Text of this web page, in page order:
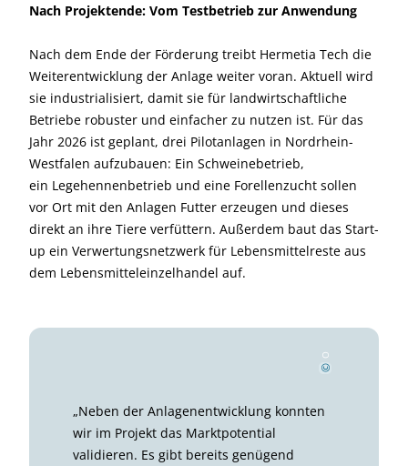
Nach Projektende: Vom Testbetrieb zur Anwendung
Nach dem Ende der Förderung treibt Hermetia Tech die
Weiterentwicklung der Anlage weiter voran. Aktuell wird
sie industrialisiert, damit sie für landwirtschaftliche
Betriebe robuster und einfacher zu nutzen ist. Für das
Jahr 2026 ist geplant, drei Pilotanlagen in Nordrhein-
Westfalen aufzubauen: Ein Schweinebetrieb,
ein Legehennenbetrieb und eine Forellenzucht sollen
vor Ort mit den Anlagen Futter erzeugen und dieses
direkt an ihre Tiere verfüttern. Außerdem baut das Start-
up ein Verwertungsnetzwerk für Lebensmittelreste aus
dem Lebensmitteleinzelhandel auf.
©
Om
n
i
„Neben der Anlagenentwicklung konnten
wir im Projekt das Marktpotential
validieren. Es gibt bereits genügend